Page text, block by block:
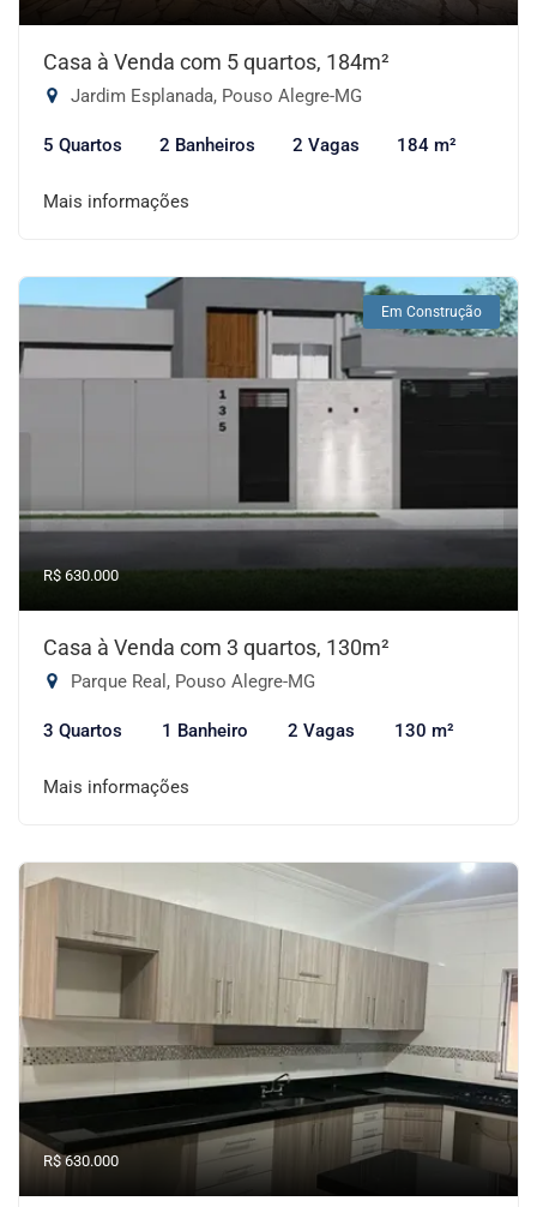
Casa à Venda com 5 quartos, 184m²
Jardim Esplanada, Pouso Alegre-MG
5 Quartos 2 Banheiros 2 Vagas 184 m²
Mais informações
Em Construção
R$ 630.000
Casa à Venda com 3 quartos, 130m²
Parque Real, Pouso Alegre-MG
3 Quartos 1 Banheiro 2 Vagas 130 m²
Mais informações
R$ 630.000